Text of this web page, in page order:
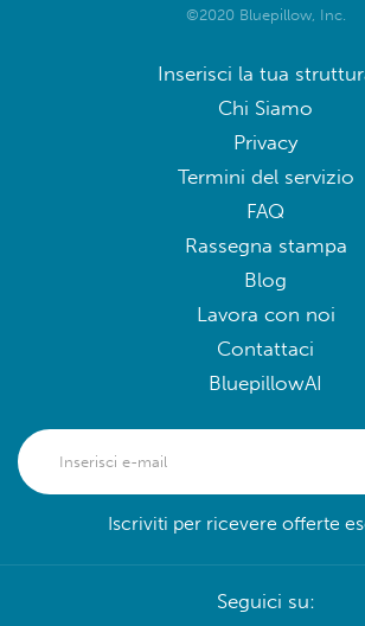
©2020 Bluepillow, Inc.
Inserisci la tua
Chi Siamo
Privacy
Termini del servizio
FAQ
Rassegna stampa
Blog
Lavora con noi
Contattaci
BluepillowAI
Iscriviti per ricevere offerte
Seguici su: